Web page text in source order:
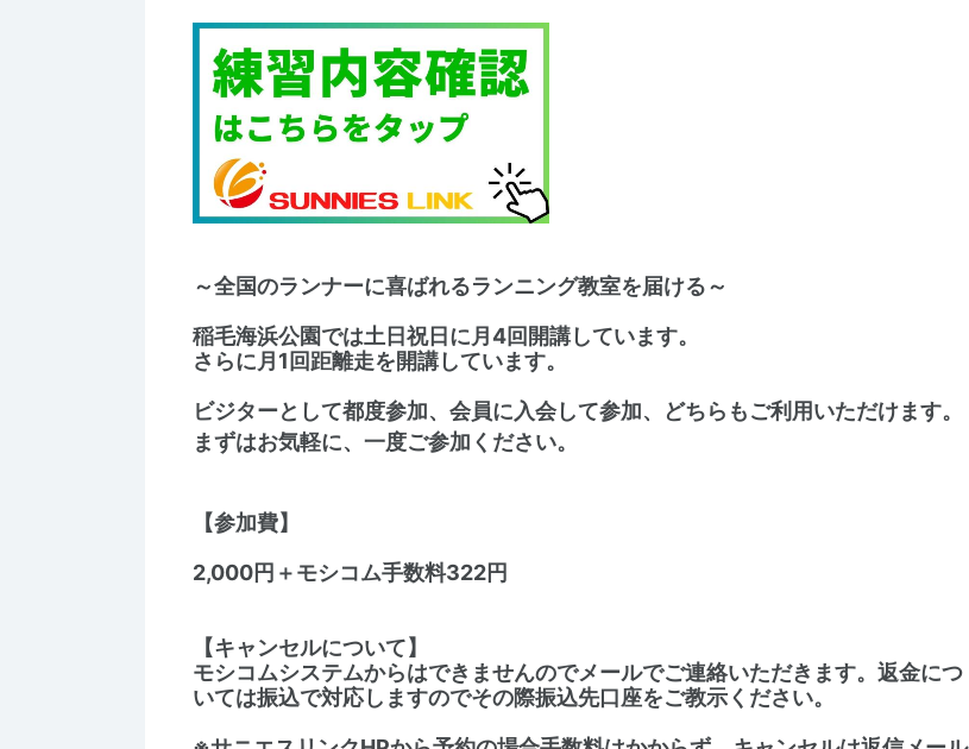
～全国のランナーに喜ばれるランニング教室を届ける～
稲毛海浜公園では土日祝日に月4回開講しています。
さらに月1回距離走を開講しています。
ビジターとして都度参加、会員に入会して参加、どちらもご利用いただけます。
まずはお気軽に、一度ご参加ください。
【参加費】
2,000円＋モシコム手数料322円
【キャンセルについて】
モシコムシステムからはできませんのでメールでご連絡いただきます。返金につ
いては振込で対応しますのでその際振込先口座をご教示ください。